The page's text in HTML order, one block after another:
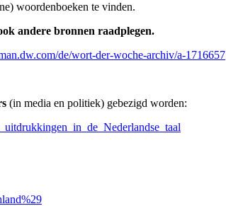
woordenboeken te vinden.
andere bronnen raadplegen.
de/wort-der-woche-archiv/a-1716657
(in media en politiek) gebezigd worden: